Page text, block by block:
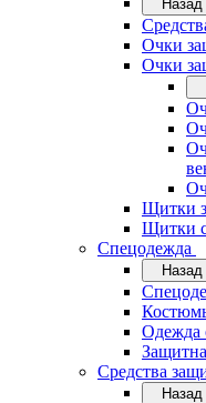
Назад
Очки
Очки
Щитки
Щитки
Спецодежда
Назад
Одежда
Средства
Назад